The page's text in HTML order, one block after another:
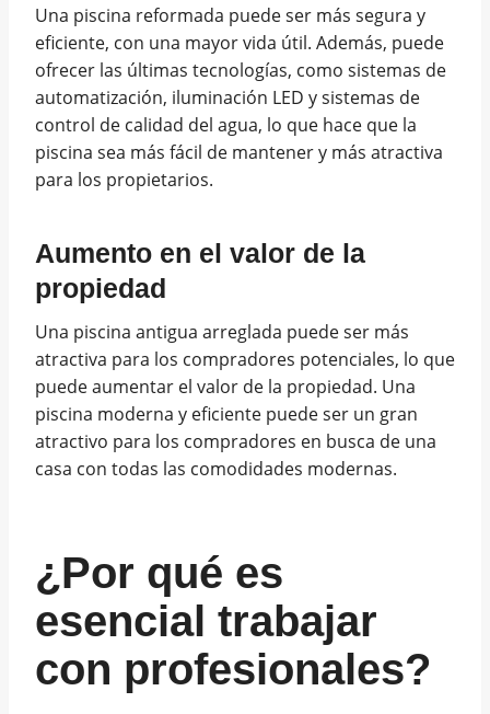
Una piscina reformada puede ser más segura y
eficiente, con una mayor vida útil. Además, puede
ofrecer las últimas tecnologías, como sistemas de
automatización, iluminación LED y sistemas de
control de calidad del agua, lo que hace que la
piscina sea más fácil de mantener y más atractiva
para los propietarios.
Aumento en el valor de la
propiedad
Una piscina antigua arreglada puede ser más
atractiva para los compradores potenciales, lo que
puede aumentar el valor de la propiedad. Una
piscina moderna y eficiente puede ser un gran
atractivo para los compradores en busca de una
casa con todas las comodidades modernas.
¿Por qué es
esencial trabajar
con profesionales?